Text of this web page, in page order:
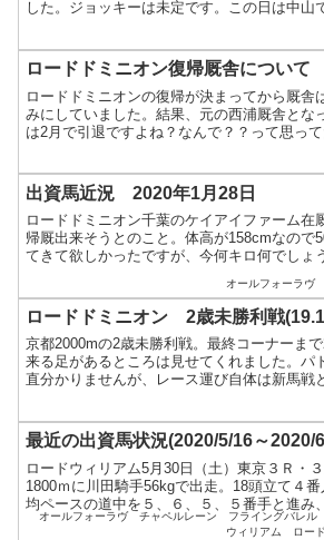
した。ジョッキーは未定です。この日は中山
されているので、私の希望は武豊騎手でした
ロードドミニオン復帰厩舎について
ロードドミニオンの復帰が決まってから厩舎
みにしていました。結果、元の西浦厩舎とな
は2月で引退ですよね？なんで？？って思って
ントで理由がわかった！地方からの再登録
出資馬近況 2020年1月28日
ロードドミニオン千葉のケイアイファーム在
帰厩出来そうとのこと。体高が158cmなので
てきて欲しかったですが、今何キロ何でしょ
オールフォーラヴ
ロードドミニオン 2歳未勝利戦
京都2000mの2歳未勝利戦。最終コーナーま
来る足があるところは見せてくれました。パ
直分かりませんが、レース運び自体は新馬戦
してますよね。道中も落ち着いて走れていた
最近の出資馬状況(2020/5/16～2020/
ロードウィリアム5月30日（土）東京３Ｒ・
1800ｍに川田騎手56kgで出走。18頭立て４
均ペースの道中を５、６、５、５番手と進み
て１秒８差の12着でした。４コーナーで接触
オールフォーラヴ
チャペルレーン フライングバレル
ウィリアム
ロー